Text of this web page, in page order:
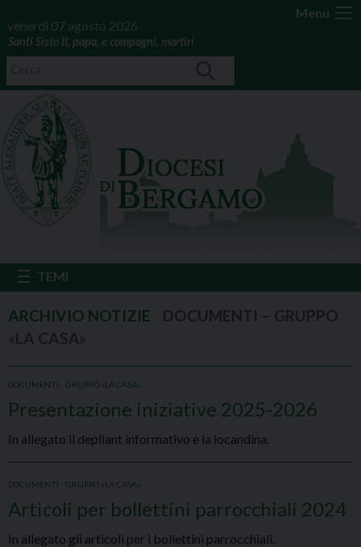
Menu
venerdì 07 agosto 2026
Santi Sisto II, papa, e compagni, martiri
DOCUMENTI - GRUPPO «LA CASA»
Presentazione iniziative 2025-2026
In allegato il depliant informativo e la locandina.
DOCUMENTI - GRUPPO «LA CASA»
Articoli per bollettini parrocchiali 2024
In allegato gli articoli per i bollettini parrocchiali.